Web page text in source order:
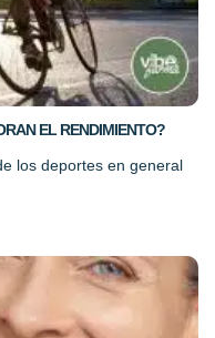
EL RENDIMIENTO?
los deportes en general